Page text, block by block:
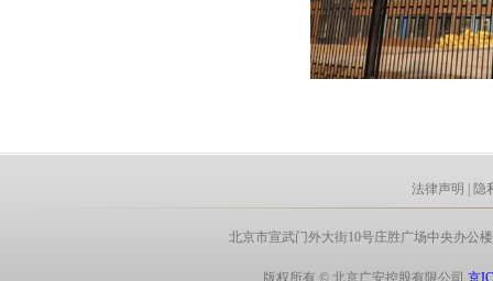
法律声明 隐
北京市宣武门外大街10号庄胜广场中央办公
版权所有 © 北京广安控股有限公司京